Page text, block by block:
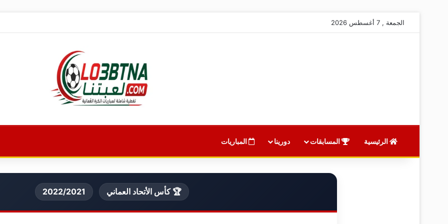
الجمعة , 7 أغسطس 2026
الرئيسية المسابقات دورينا المباريات
🏆 كأس الأتحاد العماني 2022/2021